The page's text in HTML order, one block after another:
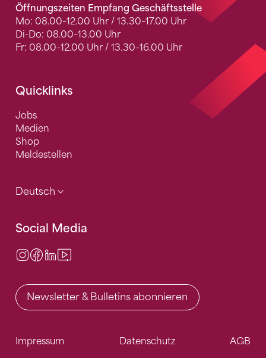
Öffnungszeiten Empfang Geschäftsstelle
Mo: 08.00–12.00 Uhr / 13.30–17.00 Uhr
Di-Do: 08.00–13.00 Uhr
Fr: 08.00–12.00 Uhr / 13.30–16.00 Uhr
Quicklinks
Jobs
Medien
Shop
Meldestellen
Deutsch
Social Media
Instagram
Facebook
LinkedIn
Newsletter & Bulletins abonnieren
Impressum Datenschutz AGB